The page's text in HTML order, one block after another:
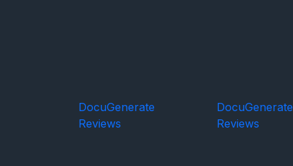
DocuGenerate
Reviews
DocuGenerate
Reviews